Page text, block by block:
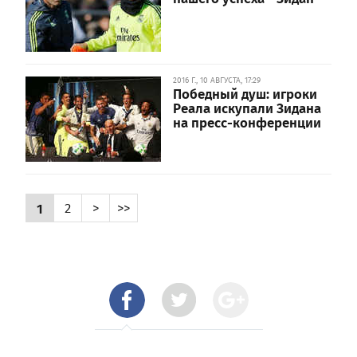
2016 Г., 10 АВГУСТА, 17:29
Победный душ: игроки
Реала искупали Зидана
на пресс-конференции
1 2 > >>